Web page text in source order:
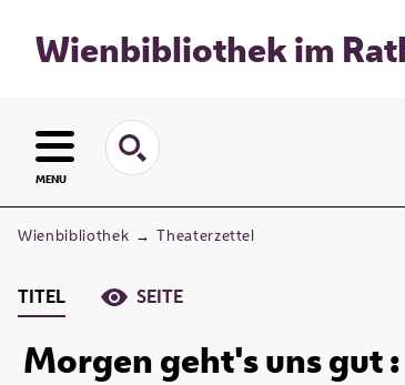
Wienbibliothek im
MENU
Wienbibliothek → Theaterzettel
TITEL SEITE
Morgen geht's uns gut